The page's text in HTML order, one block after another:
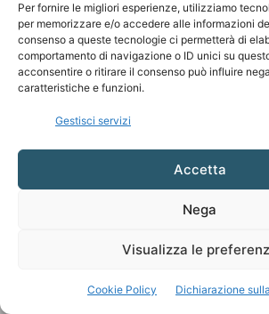
Per fornire le migliori esperienze, utilizziamo
per memorizzare e/o accedere alle informazioni
consenso a queste tecnologie ci permetterà di
comportamento di navigazione o ID unici su
acconsentire o ritirare il consenso può influire
caratteristiche e funzioni.
Gestisci servizi
Accetta
Nega
Visualizza le
Cookie Policy Dichiarazione